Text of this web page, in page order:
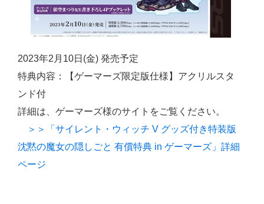
2023年2月10日(金) 発売予定
特典内容：【ゲーマーズ限定版仕様】アクリルスタ
ンド付
詳細は、ゲーマーズ様のサイトをご覧ください。
＞＞「サイレント・ウィッチ V グッズ付き特装版
沈黙の魔女の隠しごと 有償特典 in ゲーマーズ」詳細
ページ